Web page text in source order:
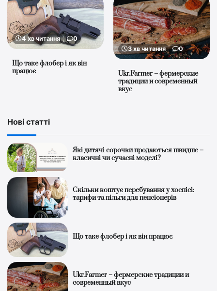
4 хв читання 0
Що таке флобер і як він
працює
3 хв читання 0
Ukr.Farmer – фермерские
традиции и современный
вкус
Нові статті
Які дитячі сорочки продаються швидше –
класичні чи сучасні моделі?
Скільки коштує перебування у хоспісі:
тарифи та пільги для пенсіонерів
Що таке флобер і як він працює
Ukr.Farmer – фермерские традиции и
современный вкус